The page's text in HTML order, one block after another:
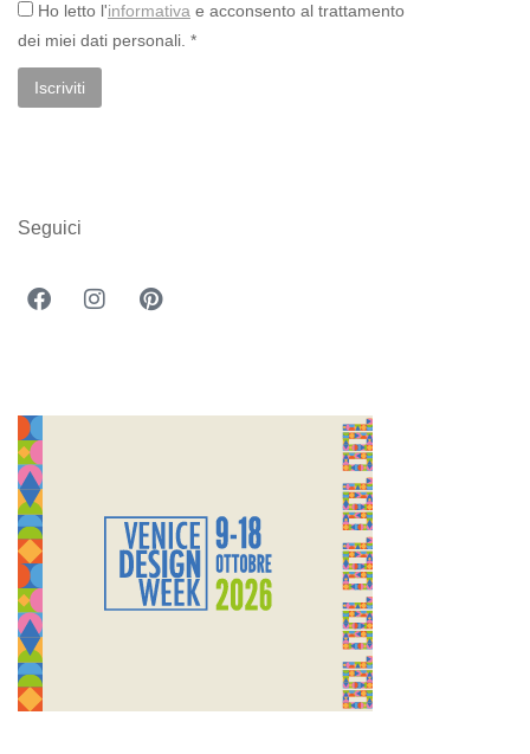
Ho letto l'informativa e acconsento al trattamento
dei miei dati personali. *
Seguici